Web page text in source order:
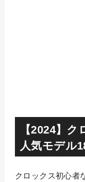
【2024】
人気モデル
クロックス初心者